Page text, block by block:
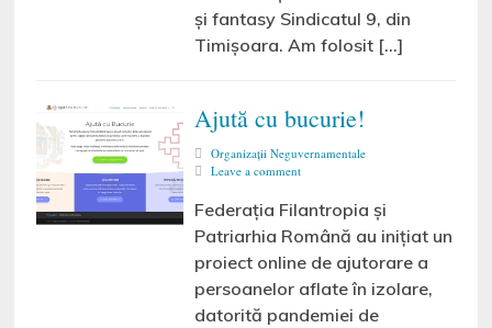
și fantasy Sindicatul 9, din
Timișoara. Am folosit […]
Ajută cu bucurie!
Organizaţii Neguvernamentale
Leave a comment
Federația Filantropia și
Patriarhia Română au inițiat un
proiect online de ajutorare a
persoanelor aflate în izolare,
datorită pandemiei de